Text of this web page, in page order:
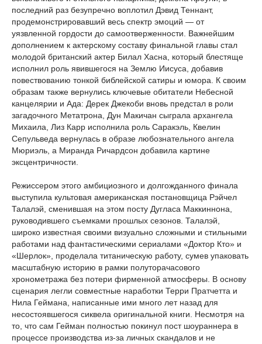
последний раз безупречно воплотил Дэвид Теннант,
продемонстрировавший весь спектр эмоций — от
уязвленной гордости до самоотверженности. Важнейшим
дополнением к актерскому составу финальной главы стал
молодой британский актер Билал Хасна, который блестяще
исполнил роль явившегося на Землю Иисуса, добавив
повествованию тонкой библейской сатиры и юмора. К своим
образам также вернулись ключевые обитатели Небесной
канцелярии и Ада: Дерек Джекоби вновь предстал в роли
загадочного Метатрона, Дун Макичан сыграла архангела
Михаила, Лиз Карр исполнила роль Саракэль, Квелин
Сепульведа вернулась в образе любознательного ангела
Мюриэль, а Миранда Ричардсон добавила картине
эксцентричности.
Режиссером этого амбициозного и долгожданного финала
выступила культовая американская постановщица Рэйчел
Талалэй, сменившая на этом посту Дугласа Маккиннона,
руководившего съемками прошлых сезонов. Талалэй,
широко известная своими визуально сложными и стильными
работами над фантастическими сериалами «Доктор Кто» и
«Шерлок», проделала титаническую работу, сумев упаковать
масштабную историю в рамки полуторачасового
хронометража без потери фирменной атмосферы. В основу
сценария легли совместные наработки Терри Пратчетта и
Нила Геймана, написанные ими много лет назад для
несостоявшегося сиквела оригинальной книги. Несмотря на
то, что сам Гейман полностью покинул пост шоураннера в
процессе производства из-за личных скандалов и не